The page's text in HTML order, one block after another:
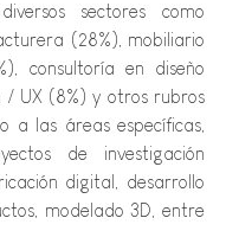
sectores como
(28%), mobiliario
consultoría en diseño
/ UX (8%) y otros rubros
a las áreas específicas,
de investigación
digital, desarrollo
modelado 3D, entre